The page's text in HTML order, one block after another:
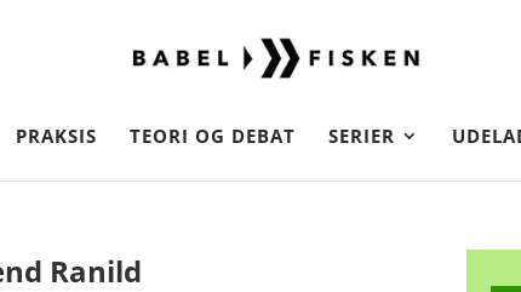
PRAKSIS TEORI OG DEBAT SERIER
Ranild